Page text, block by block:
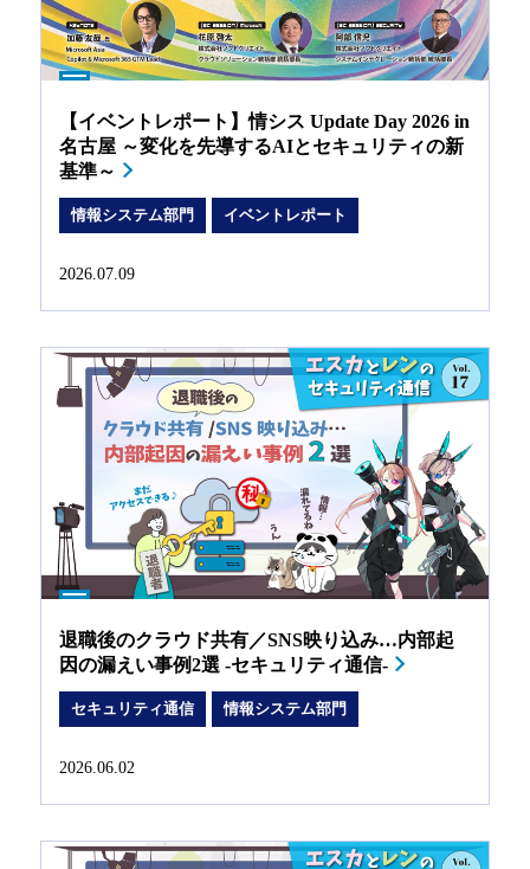
【イベントレポート】情シス Update Day 2026 in
名古屋 ～変化を先導するAIとセキュリティの新
基準～
情報システム部門 イベントレポート
2026.07.09
退職後のクラウド共有／SNS映り込み…内部起
因の漏えい事例2選 -セキュリティ通信-
セキュリティ通信 情報システム部門
2026.06.02